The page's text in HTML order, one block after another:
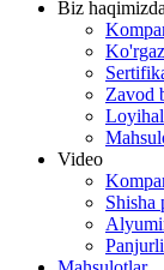
Biz haqimizda
Zavod
Video
Shisha